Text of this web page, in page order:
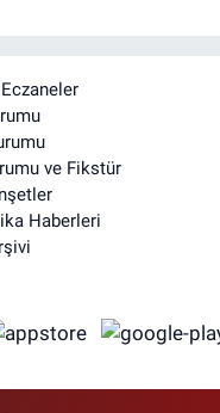
ve Fikstür
Haberleri